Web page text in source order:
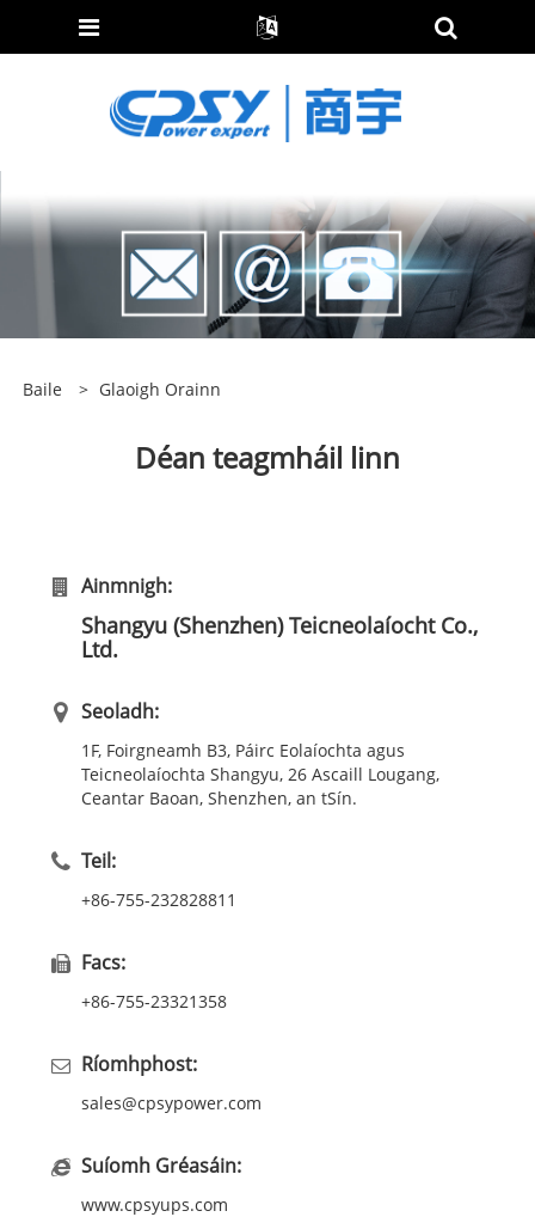
Baile > Glaoigh Orainn
Déan teagmháil linn
Ainmnigh:
Shangyu (Shenzhen) Teicneolaíocht Co.,
Ltd.
Seoladh:
1F, Foirgneamh B3, Páirc Eolaíochta agus
Teicneolaíochta Shangyu, 26 Ascaill Lougang,
Ceantar Baoan, Shenzhen, an tSín.
Teil:
+86-755-232828811
Facs:
+86-755-23321358
Ríomhphost:
sales@cpsypower.com
Suíomh Gréasáin:
www.cpsyups.com